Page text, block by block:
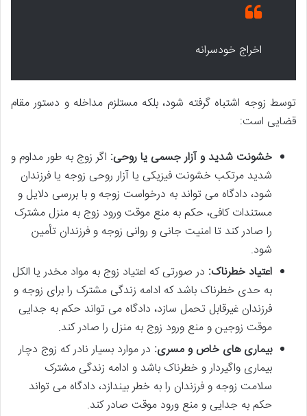
اخراج خودسرانه
توسط زوجه اشتباه گرفته شود، بلکه مستلزم مداخله و دستور مقام
قضایی است:
خشونت شدید و آزار جسمی یا روحی: اگر زوج به طور مداوم و
شدید مرتکب خشونت فیزیکی یا آزار روحی زوجه یا فرزندان
شود، دادگاه می تواند به درخواست زوجه و با بررسی دلایل و
مستندات کافی، حکم به منع موقت ورود زوج به منزل مشترک
را صادر کند تا امنیت جانی و روانی زوجه و فرزندان تأمین
شود.
اعتیاد خطرناک: در صورتی که اعتیاد زوج به مواد مخدر یا الکل
به حدی خطرناک باشد که ادامه زندگی مشترک را برای زوجه و
فرزندان غیرقابل تحمل سازد، دادگاه می تواند حکم به جدایی
موقت زوجین و منع ورود زوج به منزل را صادر کند.
بیماری های خاص و مسری: در موارد بسیار نادر که زوج دچار
بیماری واگیردار و خطرناک باشد و ادامه زندگی مشترک
سلامت زوجه و فرزندان را به خطر بیندازد، دادگاه می تواند
حکم به جدایی و منع ورود موقت صادر کند.